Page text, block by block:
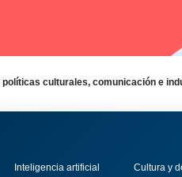
culturales, comunicación e
Inteligencia artificial Cultura y